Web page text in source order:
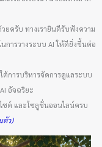
ยครับ ทางเรายินดีรับฟังความ
การวางระบบ AI ให้ดียิ่งขึ้นต่อ
ต้การบริหารจัดการดูแลระบบ
อัจฉริยะ
ซต์ และโซลูชั่นออนไลน์ครบ
ตัว)